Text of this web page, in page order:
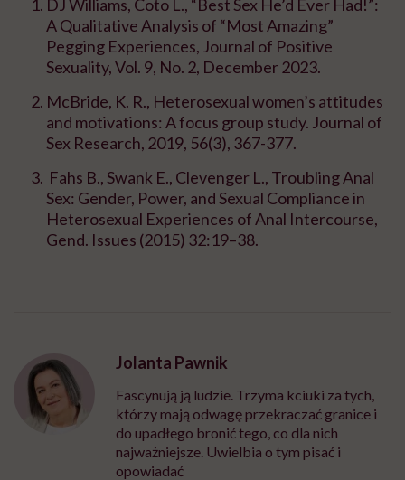
DJ Williams, Coto L., “Best Sex He’d Ever Had!”:
A Qualitative Analysis of “Most Amazing”
Pegging Experiences, Journal of Positive
Sexuality, Vol. 9, No. 2, December 2023.
McBride, K. R., Heterosexual women’s attitudes
and motivations: A focus group study. Journal of
Sex Research, 2019, 56(3), 367-377.
Fahs B., Swank E., Clevenger L., Troubling Anal
Sex: Gender, Power, and Sexual Compliance in
Heterosexual Experiences of Anal Intercourse,
Gend. Issues (2015) 32:19–38.
Jolanta Pawnik
Fascynują ją ludzie. Trzyma kciuki za tych,
którzy mają odwagę przekraczać granice i
do upadłego bronić tego, co dla nich
najważniejsze. Uwielbia o tym pisać i
opowiadać